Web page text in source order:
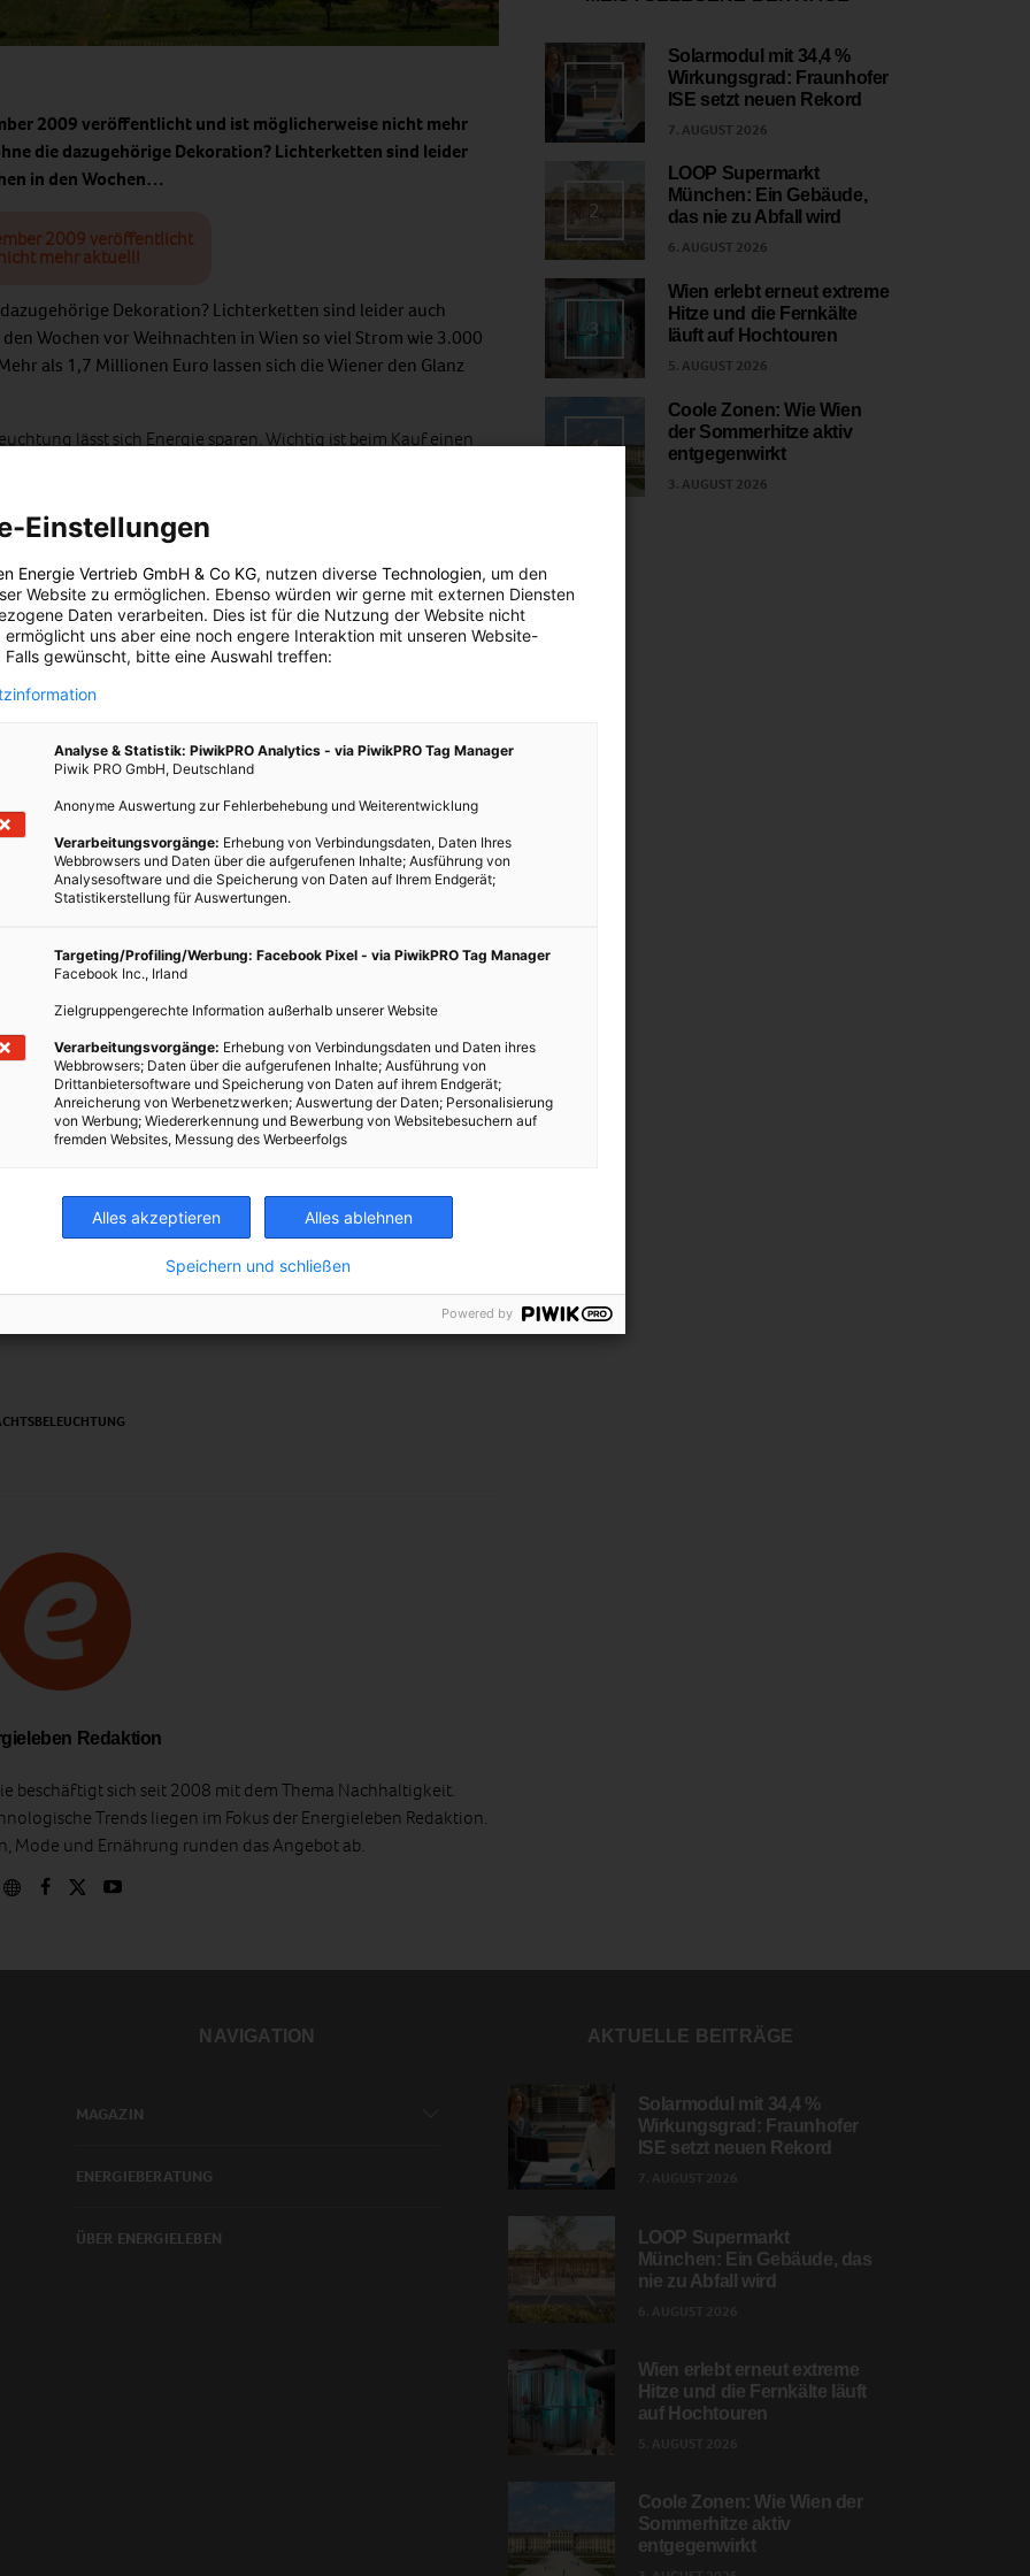
2009 veröffentlicht und ist möglicherweise nicht mehr
die dazugehörige Dekoration? Lichterketten sind leider
in den Wochen…
2009 veröffentlicht
mehr aktuell!
Dekoration? Lichterketten sind leider auch
Wochen vor Weihnachten in Wien so viel Strom wie 3.000
als 1,7 Millionen Euro lassen sich die Wiener den Glanz
lässt sich Energie sparen. Wichtig ist beim Kauf einen
zu werfen. Die Werte variieren stark, zwischen unter einem
Wahl des richtigen Produkts kann daher den Stromverbrauch
Lichterketten sind jene mit LEDs (Leuchtdioden). Der Strom-
von konventionellen Lämpchen. Besonders für
zu fünfzigmal höhere Lebensdauer der LED-Lichterkette.
die sicherstellen, dass nicht 24 Stunden lang
die eigene Lichterkette verbraucht, kann sich im Wien Energie
ausleihen.
die Sicherheit sollten ein Kriterium beim Kauf einer
ratsam, darauf zu achten, dass die Lichterkette ein ÖVE- oder
sicherheitstechnischer Fehler ist, dass nicht vor Spritzwasser
geeignete Produkte im Freien verwendet werden.
Auch hier sind nicht alle für die Verlegung im Schnee tauglich.
gekipptes Fenster den Strom aus einer Steckdose im
von grober Energieverschwendung. Durch den Fensterspalt
sondern es tritt unkontrolliert Wärme ins Freie.
TWEET
Redaktion
beschäftigt sich seit 2008 mit dem Thema Nachhaltigkeit.
Trends liegen im Fokus der Energieleben Redaktion.
Mode und Ernährung runden das Angebot ab.
1
Solarmodul mit 34,4 %
Wirkungsgrad: Fraunhofer
ISE setzt neuen Rekord
7. AUGUST 2026
2
LOOP Supermarkt
München: Ein Gebäude,
das nie zu Abfall wird
6. AUGUST 2026
3
Wien erlebt erneut extreme
Hitze und die Fernkälte
läuft auf Hochtouren
5. AUGUST 2026
4
Coole Zonen: Wie Wien
der Sommerhitze aktiv
entgegenwirkt
3. AUGUST 2026
NAVIGATION
MAGAZIN
ENERGIEBERATUNG
ÜBER ENERGIELEBEN
AKTUELLE BEITRÄGE
Solarmodul mit 34,4 %
Wirkungsgrad: Fraunhofer
ISE setzt neuen Rekord
LOOP Supermarkt
München: Ein Gebäude, das
nie zu Abfall wird
Wien erlebt erneut extreme
Hitze und die Fernkälte läuft
auf Hochtouren
Coole Zonen: Wie Wien der
Sommerhitze aktiv
entgegenwirkt
Einstellungen
Energie Vertrieb GmbH & Co KG, nutzen diverse Technologien, um den
Website zu ermöglichen. Ebenso würden wir gerne mit externen Diensten
Daten verarbeiten. Dies ist für die Nutzung der Website nicht
ermöglicht uns aber eine noch engere Interaktion mit unseren Website-
Falls gewünscht, bitte eine Auswahl treffen:
Analyse & Statistik: PiwikPRO Analytics - via PiwikPRO Tag Manager
Piwik PRO GmbH, Deutschland
Anonyme Auswertung zur Fehlerbehebung und Weiterentwicklung
Verarbeitungsvorgänge: Erhebung von Verbindungsdaten, Daten Ihres
Webbrowsers und Daten über die aufgerufenen Inhalte; Ausführung von
Analysesoftware und die Speicherung von Daten auf Ihrem Endgerät;
Statistikerstellung für Auswertungen.
Targeting/Profiling/Werbung: Facebook Pixel - via PiwikPRO Tag Manager
Facebook Inc., Irland
Zielgruppengerechte Information außerhalb unserer Website
Verarbeitungsvorgänge: Erhebung von Verbindungsdaten und Daten ihres
Webbrowsers; Daten über die aufgerufenen Inhalte; Ausführung von
Drittanbietersoftware und Speicherung von Daten auf ihrem Endgerät;
Anreicherung von Werbenetzwerken; Auswertung der Daten; Personalisierung
von Werbung; Wiedererkennung und Bewerbung von Websitebesuchern auf
fremden Websites, Messung des Werbeerfolgs
Alles akzeptieren Alles ablehnen
Speichern und schließen
Powered by